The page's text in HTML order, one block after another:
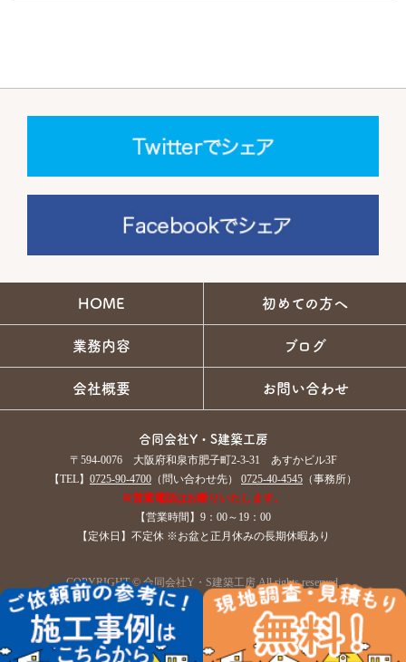
HOME 初めての方へ
業務内容 ブログ
会社概要 お問い合わせ
合同会社Y・S建築工房
〒594-0076 大阪府和泉市肥子町2-3-31 あすかビル3F
【TEL】 0725-90-4700 （問い合わせ先） 0725-40-4545 （事務所）
※営業電話はお断りいたします。
【営業時間】9：00～19：00
【定休日】不定休 ※お盆と正月休みの長期休暇あり
COPYRIGHT © 合同会社Y・S建築工房 All rights reserved.